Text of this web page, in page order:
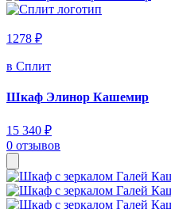
1278 ₽
в Сплит
Шкаф Элинор Кашемир
15 340 ₽
0 отзывов